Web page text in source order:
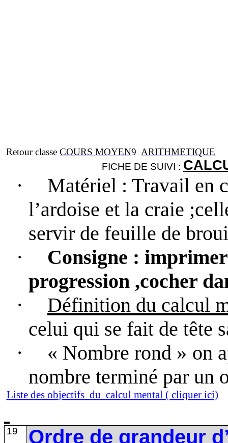
Retour classeCOURS MOYEN9 ARITHMETIQUE
FICHE DE SUIVI :
· Matériel : Travail en
l’ardoise et la craie
servir de feuille de
·
Consigne :
progression ,cocher
·
Définition du calcul
celui qui se fait de tête
·
« Nombre rond » on
nombre terminé par un
Liste des objectifs du calcul mental ( cliquer ici)
19 Ordre de grandeur d